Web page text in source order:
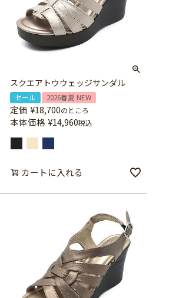
スクエアトウウェッジサンダル
セール 2026春夏 NEW
定価 ¥18,700のところ
本体価格 ¥14,960税込
カートに入れる